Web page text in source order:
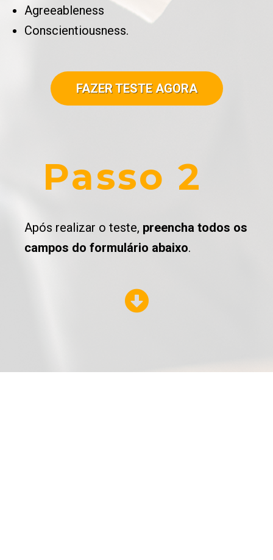
Agreeableness
Conscientiousness.
FAZER TESTE AGORA
Passo 2
Após realizar o teste, preencha todos os
campos do formulário abaixo.